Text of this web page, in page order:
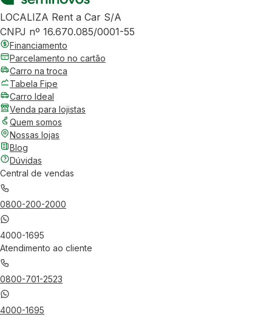
LOCALIZA Rent a Car S/A
CNPJ nº 16.670.085/0001-55
Financiamento
Parcelamento no cartão
Carro na troca
Tabela Fipe
Carro Ideal
Venda para lojistas
Quem somos
Nossas lojas
Blog
Dúvidas
Central de vendas
0800-200-2000
4000-1695
Atendimento ao cliente
0800-701-2523
4000-1695